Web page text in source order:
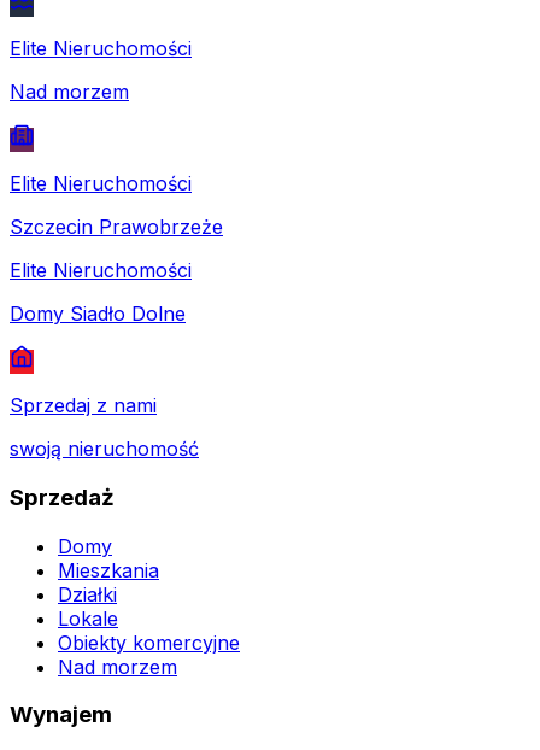
Elite Nieruchomości
Nad morzem
Elite Nieruchomości
Szczecin Prawobrzeże
Elite Nieruchomości
Domy Siadło Dolne
Sprzedaj z nami
swoją nieruchomość
Sprzedaż
Domy
Mieszkania
Działki
Lokale
Obiekty komercyjne
Nad morzem
Wynajem